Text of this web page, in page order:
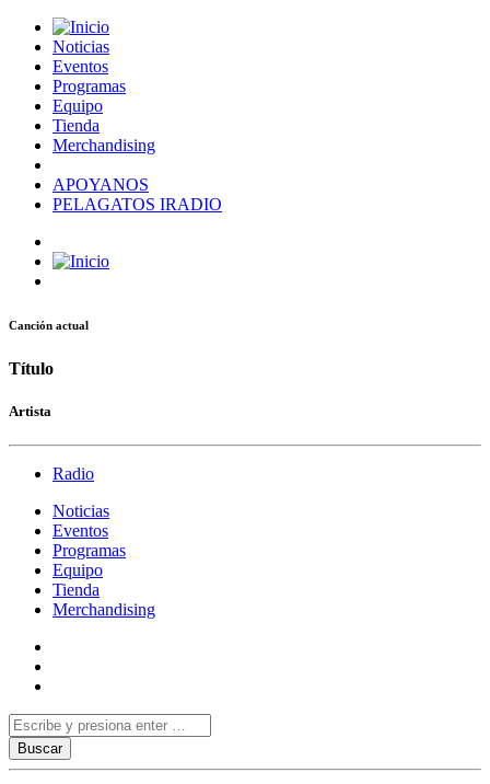
Noticias
Eventos
Programas
Equipo
Tienda
Merchandising
APOYANOS
PELAGATOS IRADIO
Canción actual
Título
Artista
Radio
Noticias
Eventos
Programas
Equipo
Tienda
Merchandising